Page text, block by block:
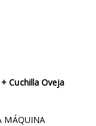
+ Cuchilla Oveja
MÁQUINA